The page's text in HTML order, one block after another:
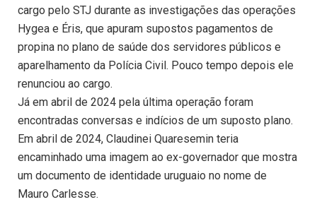
cargo pelo STJ durante as investigações das operações
Hygea e Éris, que apuram supostos pagamentos de
propina no plano de saúde dos servidores públicos e
aparelhamento da Polícia Civil. Pouco tempo depois ele
renunciou ao cargo.
Já em abril de 2024 pela última operação foram
encontradas conversas e indícios de um suposto plano.
Em abril de 2024, Claudinei Quaresemin teria
encaminhado uma imagem ao ex-governador que mostra
um documento de identidade uruguaio no nome de
Mauro Carlesse.